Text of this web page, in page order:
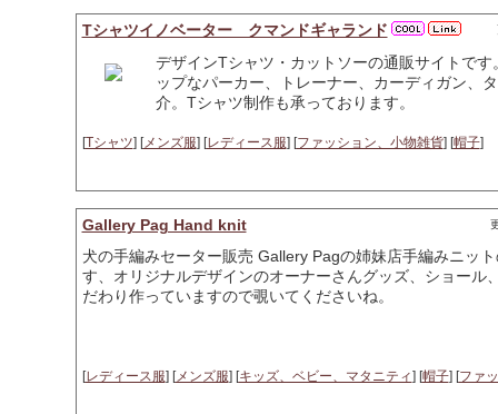
Tシャツイノベーター クマンドギャランド
デザインTシャツ・カットソーの通販サイトで
ップなパーカー、トレーナー、カーディガン、
介。Tシャツ制作も承っております。
[Tシャツ] [メンズ服] [レディース服] [ファッション、小物雑貨] [帽子]
Gallery Pag Hand knit
犬の手編みセーター販売 Gallery Pagの姉妹店手編みニッ
す、オリジナルデザインのオーナーさんグッズ、ショール
だわり作っていますので覗いてくださいね。
[レディース服] [メンズ服] [キッズ、ベビー、マタニティ] [帽子] [ファ